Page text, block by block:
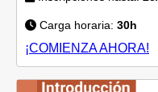
Carga horaria: 30h
¡COMIENZA AHORA!